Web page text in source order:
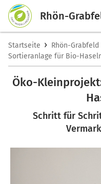
Rhön-
Startseite › Rhön-Grabfeld
Sortieranlage für Bio-
Öko-
Schritt für